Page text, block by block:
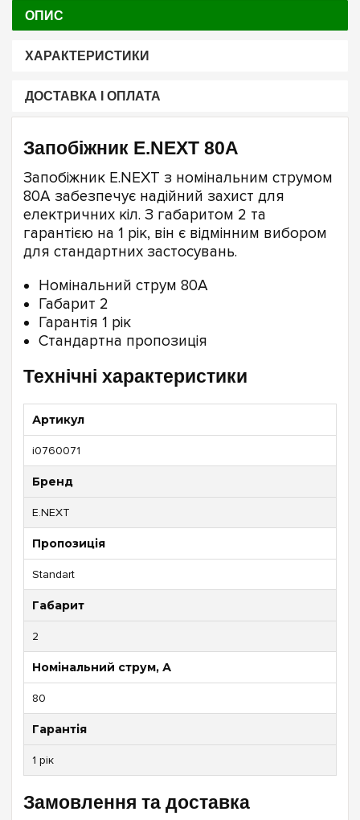
ОПИС
ХАРАКТЕРИСТИКИ
ДОСТАВКА І ОПЛАТА
Запобіжник E.NEXT 80А
Запобіжник E.NEXT з номінальним струмом
80А забезпечує надійний захист для
електричних кіл. З габаритом 2 та
гарантією на 1 рік, він є відмінним вибором
для стандартних застосувань.
Номінальний струм 80А
Габарит 2
Гарантія 1 рік
Стандартна пропозиція
Технічні характеристики
Артикул
i0760071
Бренд
E.NEXT
Пропозиція
Standart
Габарит
2
Номінальний струм, А
80
Гарантія
1 рік
Замовлення та доставка